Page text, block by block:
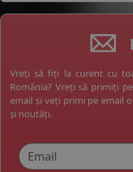
Vreți să fiți la curent cu
România? Vreți să primiți
email și veți primi pe email
și noutăți.